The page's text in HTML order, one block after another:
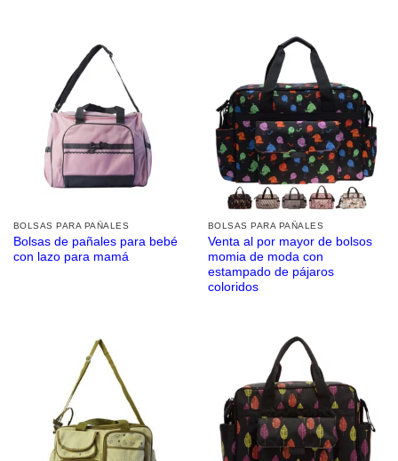
BOLSAS PARA PAÑALES
Bolsas de pañales para bebé
con lazo para mamá
BOLSAS PARA PAÑALES
Venta al por mayor de bolsos
momia de moda con
estampado de pájaros
coloridos